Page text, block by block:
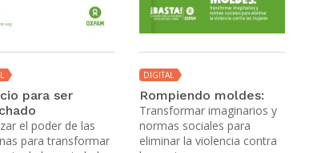
para ser
el poder de las
para transformar
DIGITAL
Rompiendo moldes:
Transformar imaginarios y
normas sociales para
eliminar la violencia contra